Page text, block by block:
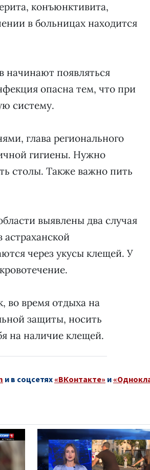
конъюнктивита,
в больницах находится
начинают появляться
опасна тем, что при
систему.
глава регионального
гигиены. Нужно
столы. Также важно пить
выявлены два случая
астраханской
через укусы клещей. У
во время отдыха на
защиты, носить
на наличие клещей.
и в соцсетях «ВКонтакте» и